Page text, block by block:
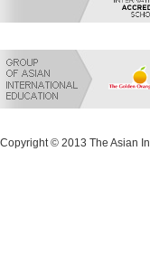
Copyright © 2013 The Asian